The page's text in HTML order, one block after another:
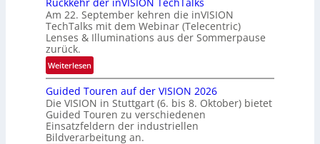
n
b
e
g
r
e
z
t
e
M
Am 22. September kehren die inVISION
TechTalks mit dem Webinar (Telecentric)
Lenses & Illuminations aus der Sommerpause
zurück.
Weiterlesen:
R
ü
c
k
k
Guided Touren auf der VISION 2026
Die VISION in Stuttgart (6. bis 8. Oktober) bietet
Guided Touren zu verschiedenen
Einsatzfeldern der industriellen
Bildverarbeitung an.